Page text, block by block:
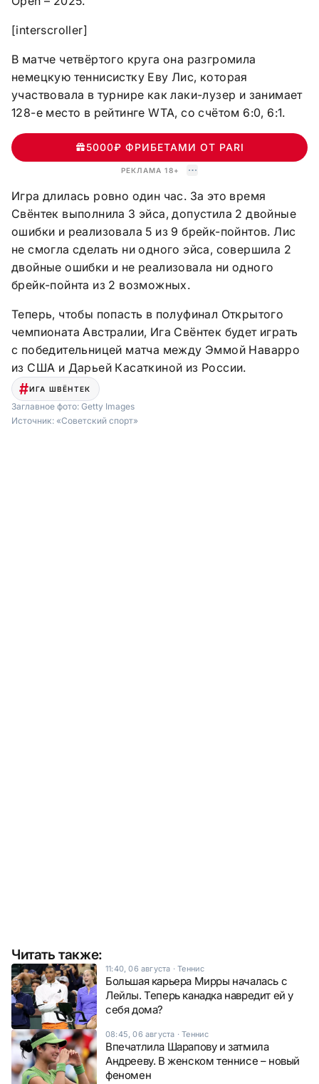
[interscroller]
В матче четвёртого круга она разгромила
немецкую теннисистку Еву Лис, которая
участвовала в турнире как лаки-лузер и занимает
128-е место в рейтинге WTA, со счётом 6:0, 6:1.
5000₽ ФРИБЕТАМИ ОТ PARI
РЕКЛАМА 18+
Игра длилась ровно один час. За это время
Свёнтек выполнила 3 эйса, допустила 2 двойные
ошибки и реализовала 5 из 9 брейк-пойнтов. Лис
не смогла сделать ни одного эйса, совершила 2
двойные ошибки и не реализовала ни одного
брейк-пойнта из 2 возможных.
Теперь, чтобы попасть в полуфинал Открытого
чемпионата Австралии, Ига Свёнтек будет играть
с победительницей матча между Эммой Наварро
из США и Дарьей Касаткиной из России.
ИГА ШВЁНТЕК
Заглавное фото: Getty Images
Источник: «Советский спорт»
Читать также:
11:40, 06 августа ·Теннис
Большая карьера Мирры началась с
Лейлы. Теперь канадка навредит ей у
себя дома?
08:45, 06 августа ·Теннис
Впечатлила Шарапову и затмила
Андрееву. В женском теннисе – новый
феномен